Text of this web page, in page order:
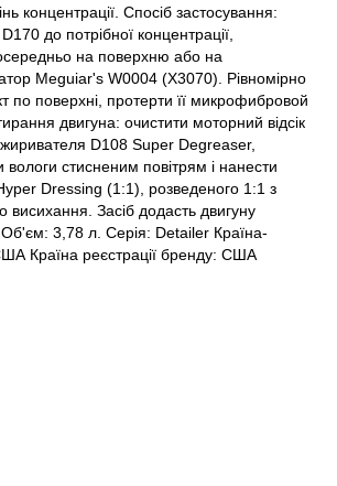
концентрації. Спосіб застосування:
до потрібної концентрації,
на поверхню або на
Meguiar's W0004 (X3070). Рівномірно
по поверхні, протерти її микрофибровой
двигуна: очистити моторний відсік
D108 Super Degreaser,
стисненим повітрям і нанести
Hyper Dressing (1:1), розведеного 1:1 з
Засіб додасть двигуну
3,78 л. Серія: Detailer Країна-
Країна реєстрації бренду: США